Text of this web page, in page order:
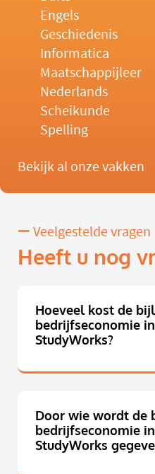
Engels
Geschiedenis
Informatica
Maatschappijleer
Nederlands
Scheikunde
Spelling
Bekijk al onze vakken
Veelgestelde vragen
Heeft u nog
Hoeveel kost de
bedrijfseconomie
StudyWorks?
Door wie wordt de
bedrijfseconomie
StudyWorks